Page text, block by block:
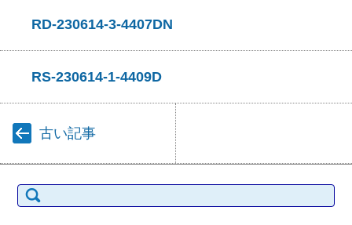
RD-230614-3-4407DN
RS-230614-1-4409D
古い記事
検索: